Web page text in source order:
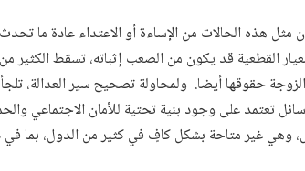
هذه الحالات من الإساءة أو الاعتداء عادة ما
القطعية قد يكون من الصعب إثباته، تسقط الكثير
حقوقها أيضا. ولمحاولة تصحيح سير العدالة،
تعتمد على وجود بنية تحتية للأمان الاجتماعي
وهي غير متاحة بشكل كافٍ في كثير من الدول، بما